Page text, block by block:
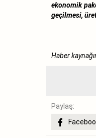
ekonomik
geçilmesi,
Haber
Paylaş: